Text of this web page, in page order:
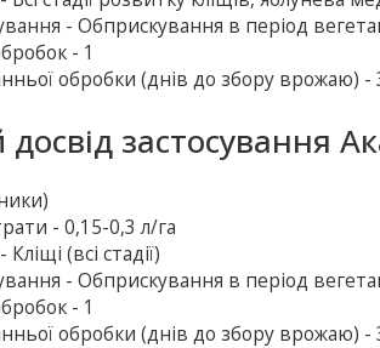
- Обприскування в період
- 1
обробки (днів до збору врожаю) -
досвід застосування
- 0,15-0,3 л/га
(всі стадії)
- Обприскування в період
- 1
обробки (днів до збору врожаю) -